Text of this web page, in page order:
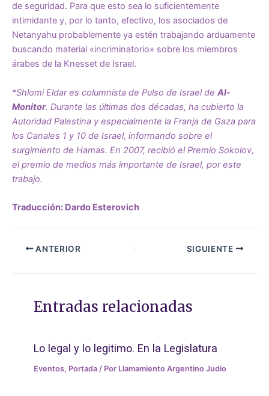
de seguridad. Para que esto sea lo suficientemente
intimidante y, por lo tanto, efectivo, los asociados de
Netanyahu probablemente ya estén trabajando arduamente
buscando material «incriminatorio» sobre los miembros
árabes de la Knesset de Israel.
*Shlomi Eldar es columnista de Pulso de Israel de Al-
Monitor. Durante las últimas dos décadas, ha cubierto la
Autoridad Palestina y especialmente la Franja de Gaza para
los Canales 1 y 10 de Israel, informando sobre el
surgimiento de Hamas. En 2007, recibió el Premio Sokolov,
el premio de medios más importante de Israel, por este
trabajo.
Traducción: Dardo Esterovich
ANTERIOR SIGUIENTE
Entradas relacionadas
Lo legal y lo legitimo. En la Legislatura
Eventos, Portada / Por Llamamiento Argentino Judio